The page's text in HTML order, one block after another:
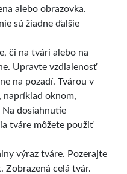
alebo obrazovka.
sú žiadne ďalšie
či na tvári alebo na
Upravte vzdialenosť
na pozadí. Tvárou v
napríklad oknom,
dosiahnutie
tváre môžete použiť
výraz tváre. Pozerajte
Zobrazená celá tvár.